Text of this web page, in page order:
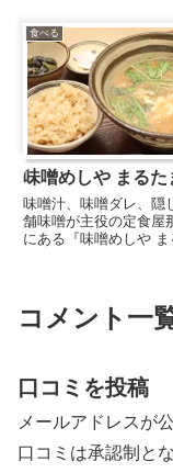
ORION』は、沖縄料
イブを心ゆくまで楽し
三線の音色が響くライ
食べる
味噌めしや まるた
味噌汁、味噌ダレ、
舗味噌が主役の定食屋
にある『味噌めしや ま
上続く伝統の味噌をベ
朝・昼・夜で異なる“味
コメント一
口コミを投稿
メールアドレスが
口コミは承認制と